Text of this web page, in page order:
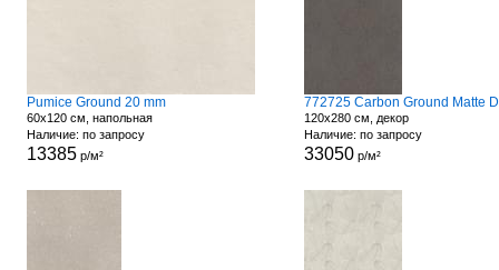
Pumice Ground 20 mm
60x120 см, напольная
Наличие: по запросу
13385р/м²
120x280 см, декор
Наличие: по запросу
33050р/м²